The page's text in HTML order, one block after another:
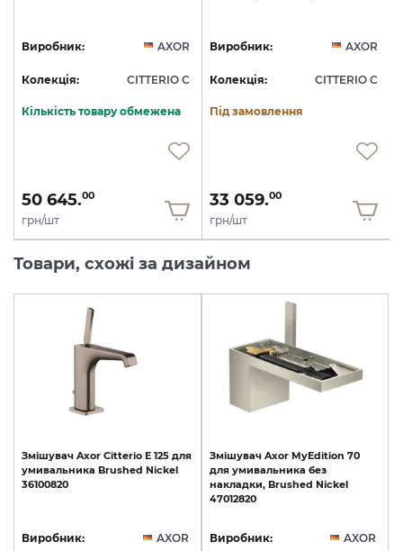
Виробник: AXOR
Колекція: CITTERIO C
Кількість товару обмежена
50 645.00
грн/шт
Виробник: AXOR
Колекція: CITTERIO C
Під замовлення
33 059.00
грн/шт
Товари, схожі за дизайном
Змішувач Axor Citterio E 125 для
умивальника Brushed Nickel
36100820
Виробник: AXOR
Змішувач Axor MyEdition 70
для умивальника без
накладки, Brushed Nickel
47012820
Виробник: AXOR